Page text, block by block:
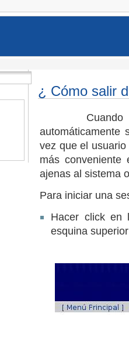
¿ Cómo salir
Cuando un
automáticamente
vez que el
más
ajenas al sistema
Para iniciar una
Hacer click
esquina